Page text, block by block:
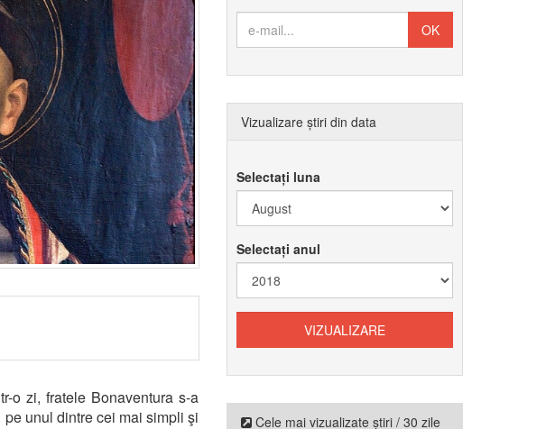
o zi, fratele Bonaventura s-a
unul dintre cei mai simpli şi
Vizualizare știri din data
Selectați luna
Selectați anul
Cele mai vizualizate știri / 30 zile